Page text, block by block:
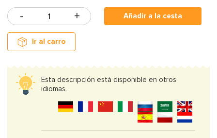
Añadir a la cesta
Ir al carro
Esta descripción está disponible en otros
idiomas.